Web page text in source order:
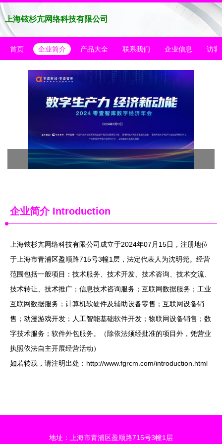
上海铉杉亢网络科技有限公司
首页 企业简介 产品大全 联系我们 企业信息 访客
企业简介 Introduction
上海铉杉亢网络科技有限公司成立于2024年07月15日，注册地位
于上海市青浦区盈顺路715号3幢1层，法定代表人为沈明尧。经营
范围包括一般项目：技术服务、技术开发、技术咨询、技术交流、
技术转让、技术推广；信息技术咨询服务；互联网数据服务；工业
互联网数据服务；计算机软硬件及辅助设备零售；互联网设备销
售；动漫游戏开发；人工智能基础软件开发；物联网设备销售；数
字技术服务；软件外包服务。（除依法须经批准的项目外，凭营业
执照依法自主开展经营活动）
如若转载，请注明出处：http://www.fgrcm.com/introduction.html
地址：上海市青浦区盈顺路715号3幢1层